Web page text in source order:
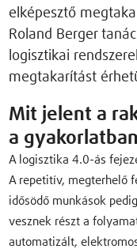
elképesztő
Roland Berger
logisztikai
megtakarítást
Mit jelent a
a
A logisztika 4.0-ás
A repetitív, megterhelő
idősödő munkások
vesznek részt a
automatizált,